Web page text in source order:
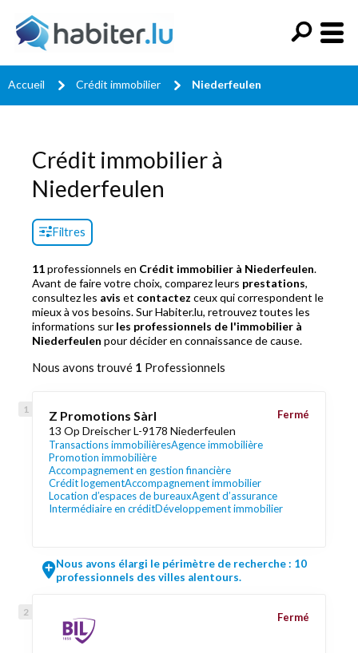
Accueil Crédit immobilier Niederfeulen
Crédit immobilier à
Niederfeulen
Filtres
11professionnels en Crédit immobilier à Niederfeulen.
Avant de faire votre choix, comparez leurs prestations,
consultez les avis et contactez ceux qui correspondent le
mieux à vos besoins. Sur Habiter.lu, retrouvez toutes les
informations sur les professionnels de l'immobilier à
Niederfeulen pour décider en connaissance de cause.
Nous avons trouvé 1 Professionnels
Z Promotions Sàrl
13 Op Dreischer L-9178 Niederfeulen
Transactions immobilièresAgence immobilière
Promotion immobilière
Accompagnement en gestion financière
Crédit logementAccompagnement immobilier
Location d’espaces de bureauxAgent d’assurance
Intermédiaire en créditDéveloppement immobilier
Fermé
Nous avons élargi le périmètre de recherche : 10
professionnels des villes alentours.
Fermé